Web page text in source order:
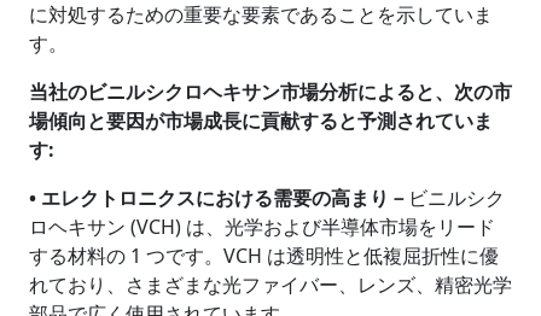
に対処するための重要な要素であることを示していま
す。
当社のビニルシクロヘキサン市場分析によると、次の市
場傾向と要因が市場成長に貢献すると予測されていま
す:
• エレクトロニクスにおける需要の高まり－ ビニルシク
ロヘキサン (VCH) は、光学および半導体市場をリード
する材料の 1 つです。VCH は透明性と低複屈折性に優
れており、さまざまな光ファイバー、レンズ、精密光学